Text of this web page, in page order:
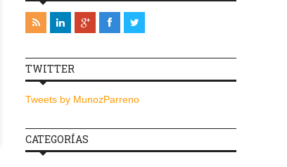
TWITTER
Tweets by MunozParreno
CATEGORÍAS